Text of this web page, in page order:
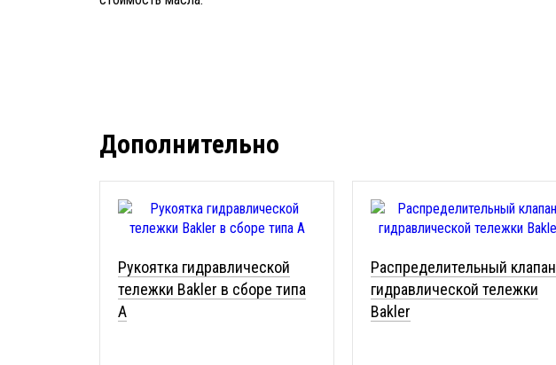
Дополнительно
Рукоятка гидравлической
тележки Bakler в сборе типа
A
Распределительный клапан
гидравлической тележки
Bakler